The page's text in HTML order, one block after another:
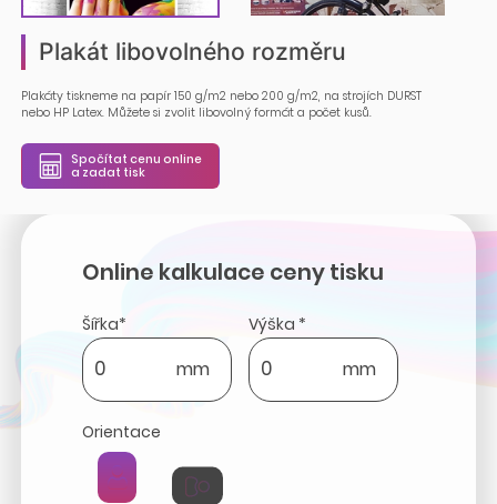
Plakát libovolného rozměru
Plakáty tiskneme na papír 150 g/m2 nebo 200 g/m2, na strojích DURST
nebo HP Latex. Můžete si zvolit libovolný formát a počet kusů.
Spočítat cenu online
a zadat tisk
Online kalkulace ceny tisku
Šířka*
mm
Výška *
mm
Orientace